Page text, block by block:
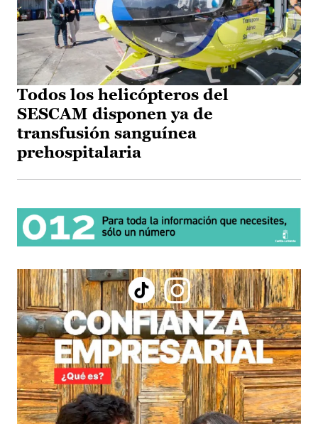
Todos los helicópteros del
SESCAM disponen ya de
transfusión sanguínea
prehospitalaria